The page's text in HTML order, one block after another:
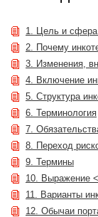
1. Цель и сфера
2. Почему
3. Изменения,
4. Включение
5. Структура
6. Терминология
7.
8. Переход
9. Термины
10. Выражение
11. Варианты
12. Обычаи